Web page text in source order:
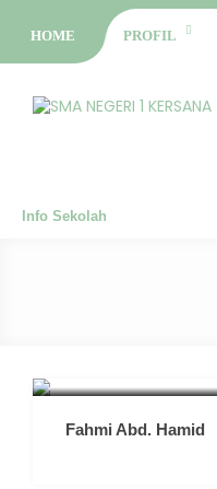
HOME PROFIL
Info Sekolah
Fahmi Abd. Hamid